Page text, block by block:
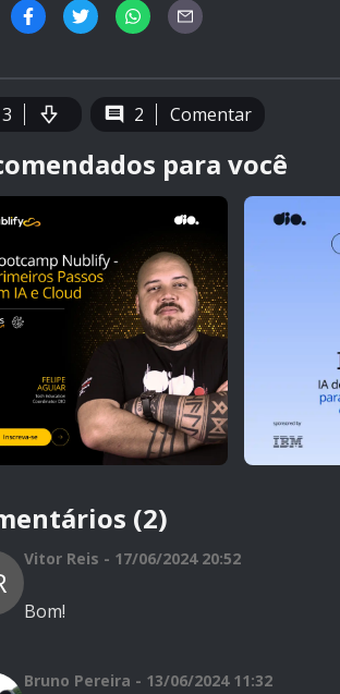
3 2 Comentar
para você
(2)
Vitor Reis - 17/06/2024 20:52
Bom!
Bruno Pereira - 13/06/2024 11:32